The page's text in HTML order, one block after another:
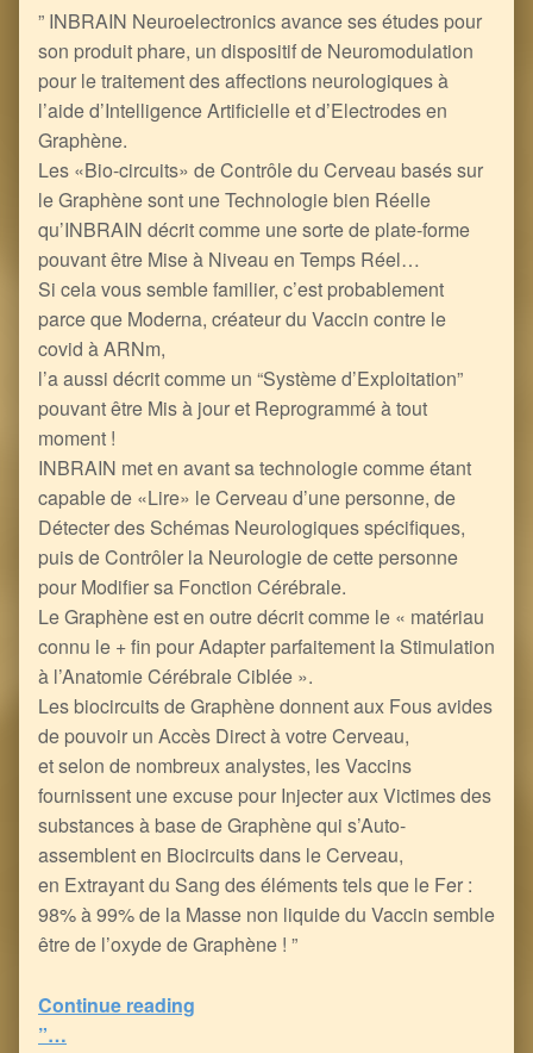
” INBRAIN Neuroelectronics avance ses études pour
son produit phare, un dispositif de Neuromodulation
pour le traitement des affections neurologiques à
l’aide d’Intelligence Artificielle et d’Electrodes en
Graphène.
Les «Bio-circuits» de Contrôle du Cerveau basés sur
le Graphène sont une Technologie bien Réelle
qu’INBRAIN décrit comme une sorte de plate-forme
pouvant être Mise à Niveau en Temps Réel…
Si cela vous semble familier, c’est probablement
parce que Moderna, créateur du Vaccin contre le
covid à ARNm,
l’a aussi décrit comme un “Système d’Exploitation”
pouvant être Mis à jour et Reprogrammé à tout
moment !
INBRAIN met en avant sa technologie comme étant
capable de «Lire» le Cerveau d’une personne, de
Détecter des Schémas Neurologiques spécifiques,
puis de Contrôler la Neurologie de cette personne
pour Modifier sa Fonction Cérébrale.
Le Graphène est en outre décrit comme le « matériau
connu le + fin pour Adapter parfaitement la Stimulation
à l’Anatomie Cérébrale Ciblée ».
Les biocircuits de Graphène donnent aux Fous avides
de pouvoir un Accès Direct à votre Cerveau,
et selon de nombreux analystes, les Vaccins
fournissent une excuse pour Injecter aux Victimes des
substances à base de Graphène qui s’Auto-
assemblent en Biocircuits dans le Cerveau,
en Extrayant du Sang des éléments tels que le Fer :
98% à 99% de la Masse non liquide du Vaccin semble
être de l’oxyde de Graphène ! ”
Continue reading
”…